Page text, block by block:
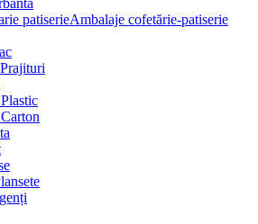
Ambalaje cofetărie-patiserie